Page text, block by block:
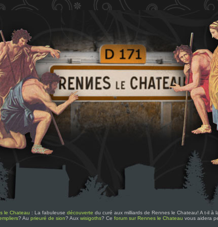
le Chateau : La fabuleuse découverte du curé aux milliards de Rennes le Chateau! A t-il
? Au prieuré de sion? Aux wisigoths? Ce forum sur Rennes le Chateau vous aidera